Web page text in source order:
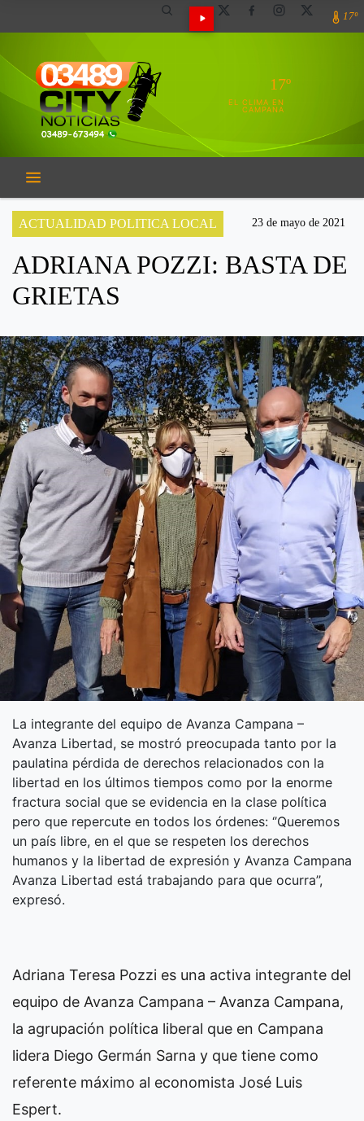
17º
17º
EL CLIMA EN
CAMPANA
ACTUALIDAD POLITICA LOCAL 23 de mayo de 2021
ADRIANA POZZI: BASTA DE
GRIETAS
La integrante del equipo de Avanza Campana –
Avanza Libertad, se mostró preocupada tanto por la
paulatina pérdida de derechos relacionados con la
libertad en los últimos tiempos como por la enorme
fractura social que se evidencia en la clase política
pero que repercute en todos los órdenes: ‘’Queremos
un país libre, en el que se respeten los derechos
humanos y la libertad de expresión y Avanza Campana
Avanza Libertad está trabajando para que ocurra’’,
expresó.
Adriana Teresa Pozzi es una activa integrante del
equipo de Avanza Campana – Avanza Campana,
la agrupación política liberal que en Campana
lidera Diego Germán Sarna y que tiene como
referente máximo al economista José Luis
Espert.